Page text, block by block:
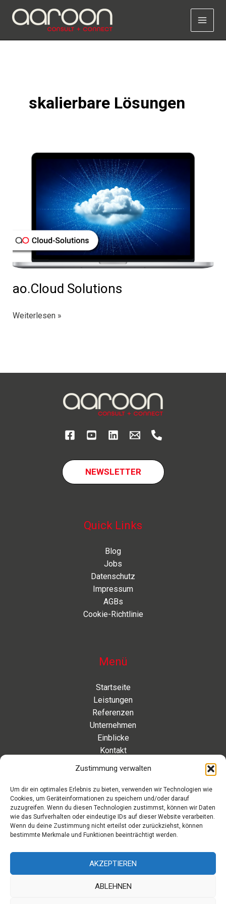
Zustimmung verwalten
Um dir ein optimales Erlebnis zu bieten, verwenden wir Technologien wie
Cookies, um Geräteinformationen zu speichern und/oder darauf
zuzugreifen. Wenn du diesen Technologien zustimmst, können wir Daten
wie das Surfverhalten oder eindeutige IDs auf dieser Website verarbeiten.
Wenn du deine Zustimmung nicht erteilst oder zurückziehst, können
bestimmte Merkmale und Funktionen beeinträchtigt werden.
AKZEPTIEREN
ABLEHNEN
Inhalt
skalierbare Lösungen
ao.Cloud Solutions
ao.Cloud
Weiterlesen »
NEWSLETTER
Quick Links
Blog
Jobs
Datenschutz
Impressum
AGBs
Cookie-Richtlinie
Menü
Startseite
Leistungen
Referenzen
Unternehmen
Einblicke
Kontakt
Eleonorenstraße 20 | 30449 Hannover Deutschland
Telefon: +49 511 89 880 494
Telefax: +49 511 89 880 495
info[at]aaroon.de